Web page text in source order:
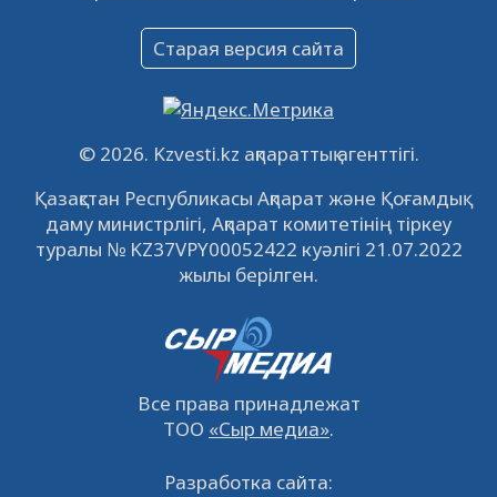
Объявление
09.12.2022
Свободные рабочие места
встречу с инвесторами в Кызылорде 22
ноября
21.11.2022 14956 0
© 2026. Kzvesti.kz ақпараттық агенттігі.
Қазақстан Республикасы Ақпарат және Қоғамдық
даму министрлігі, Ақпарат комитетінің тіркеу
туралы № KZ37VPY00052422 куәлігі 21.07.2022
жылы берілген.
Все права принадлежат
ТОО «Сыр медиа».
Старая версия сайта
Разработка сайта: